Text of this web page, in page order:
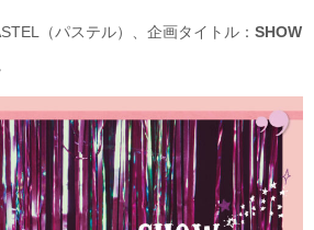
（パステル）、企画タイトル： SHOW